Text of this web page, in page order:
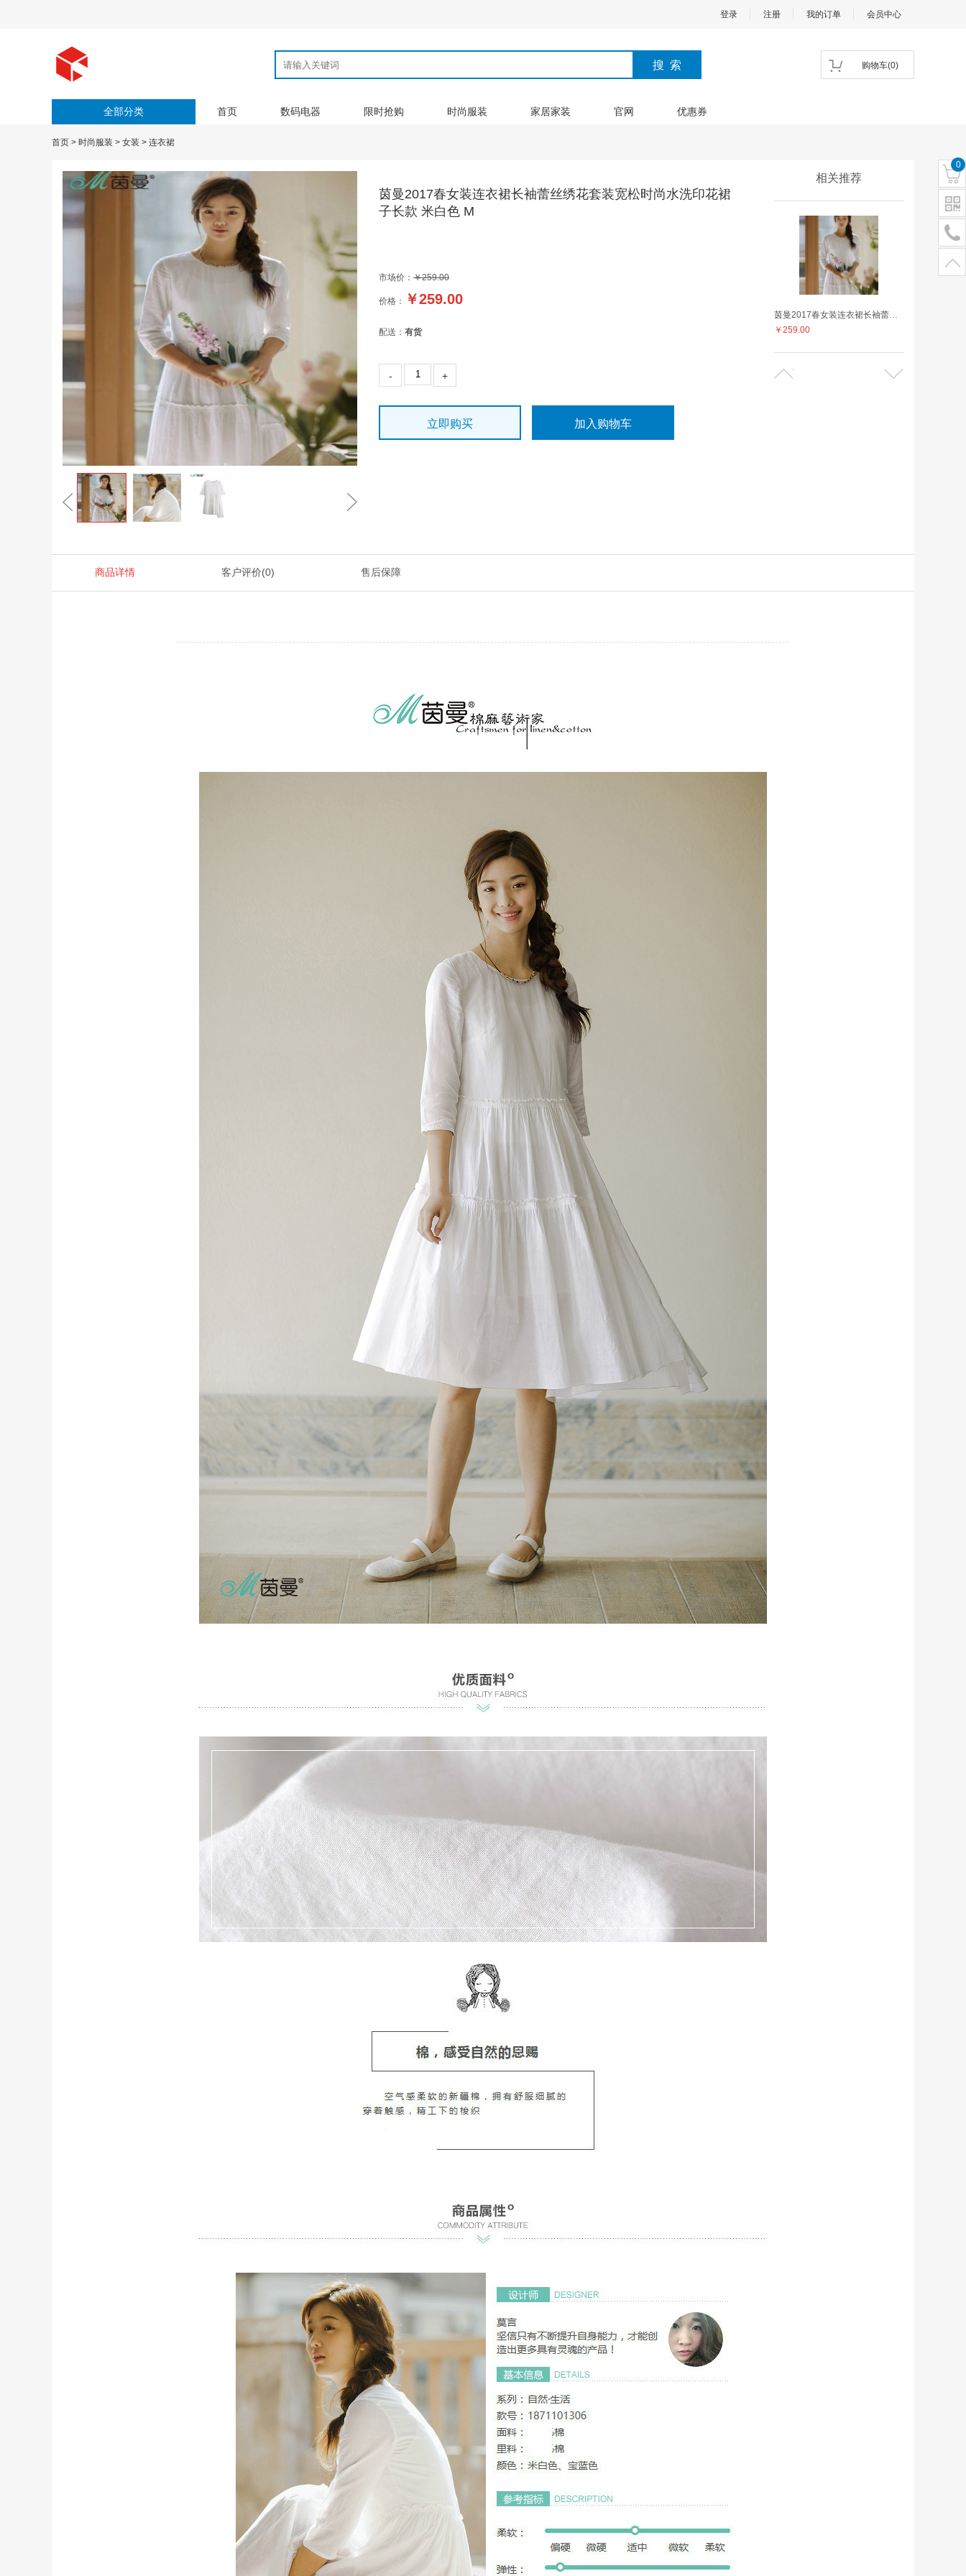
登录 注册 我的订单 会员中心
购物车(0)
全部分类 首页 数码电器 限时抢购 时尚服装 家居家装 官网 优惠券
首页 > 时尚服装 > 女装 > 连衣裙
茵曼2017春女装连衣裙长袖蕾丝绣花套装宽松时尚水洗印花裙
子长款 米白色 M
市场价： ￥259.00
价格： ￥259.00
配送： 有货
- +
立即购买 加入购物车
相关推荐
茵曼2017春女装连衣裙长袖蕾丝绣花套装宽松时尚水洗印花裙子长款 米白色 M
￥259.00
商品详情 客户评价(0) 售后保障
0